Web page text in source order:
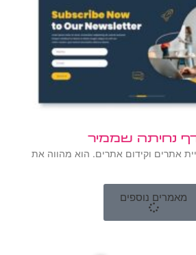
אתרים וקידום אתרים. הוא מהווה את
מאמרים נוספים